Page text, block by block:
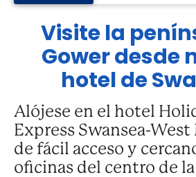
Visite la
Gower desde
hotel de
Alójese en el hotel
Express Swansea-West
de fácil acceso y
oficinas del centro de